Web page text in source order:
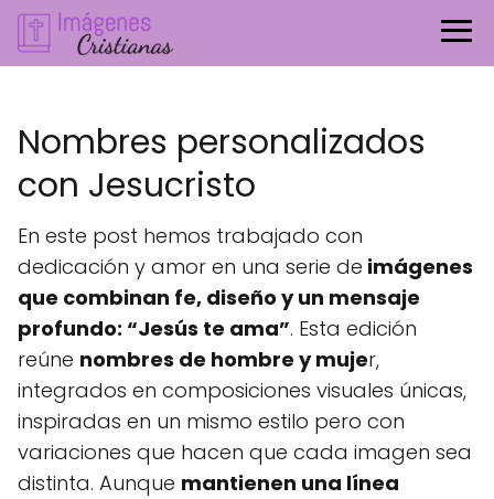
Nombres personalizados
con Jesucristo
En este post hemos trabajado con
dedicación y amor en una serie de imágenes
que combinan fe, diseño y un mensaje
profundo: “Jesús te ama”. Esta edición
reúne nombres de hombre y mujer,
integrados en composiciones visuales únicas,
inspiradas en un mismo estilo pero con
variaciones que hacen que cada imagen sea
distinta. Aunque mantienen una línea